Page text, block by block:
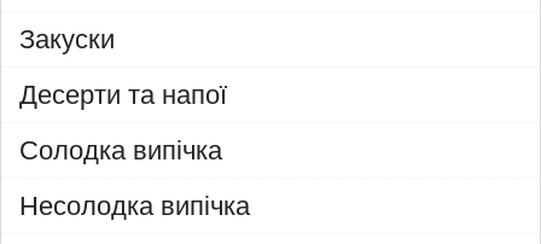
Закуски
Десерти та напої
Солодка випічка
Несолодка випічка